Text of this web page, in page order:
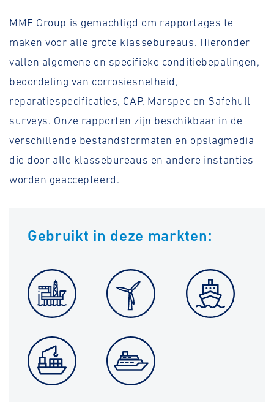
MME Group is gemachtigd om rapportages te
maken voor alle grote klassebureaus. Hieronder
vallen algemene en specifieke conditiebepalingen,
beoordeling van corrosiesnelheid,
reparatiespecificaties, CAP, Marspec en Safehull
surveys. Onze rapporten zijn beschikbaar in de
verschillende bestandsformaten en opslagmedia
die door alle klassebureaus en andere instanties
worden geaccepteerd.
Gebruikt in deze markten: